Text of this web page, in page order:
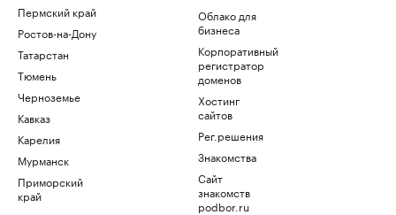
Пермский край
Ростов-на-Дону
Татарстан
Тюмень
Черноземье
Кавказ
Карелия
Мурманск
Приморский
край
Облако для
бизнеса
Корпоративный
регистратор
доменов
Хостинг
сайтов
Рег.решения
Знакомства
Сайт
знакомств
podbor.ru